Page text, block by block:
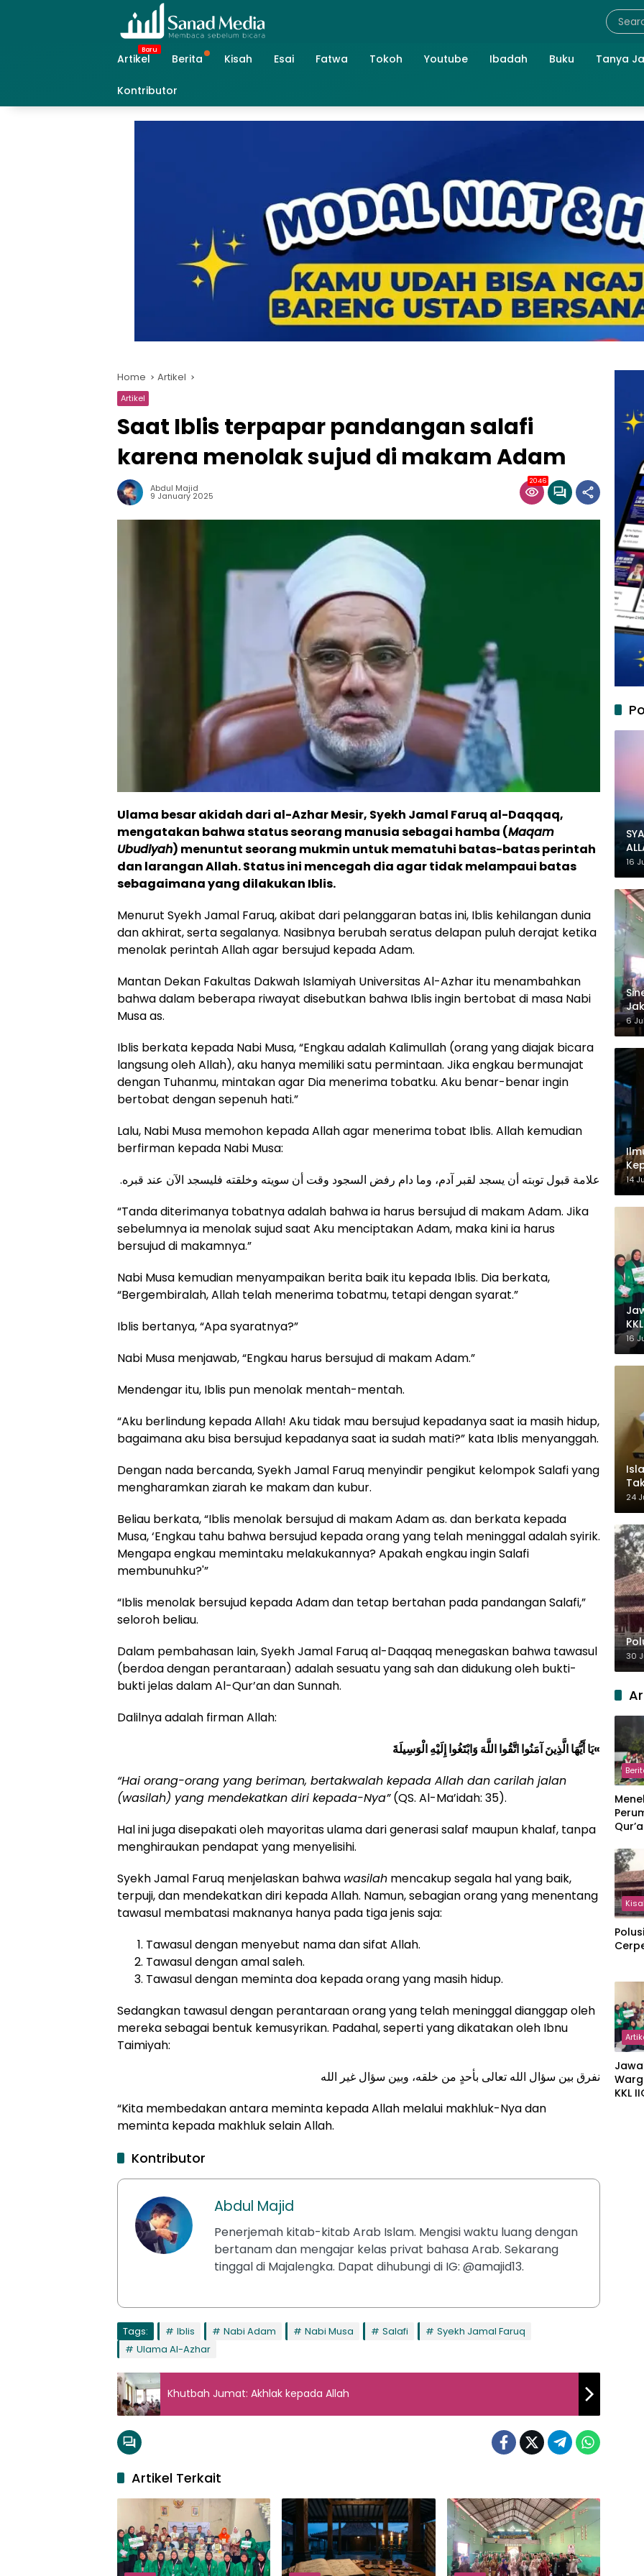
Artikel
Berita Kisah Esai Fatwa Tokoh Youtube Ibadah Buku Tanya
Kontributor
Home Artikel
Artikel
Saat Iblis terpapar pandangan salafi
karena menolak sujud di makam Adam
Abdul Majid
9 January 2025
2046
Ulama besar akidah dari al-Azhar Mesir, Syekh Jamal Faruq al-Daqqaq,
mengatakan bahwa status seorang manusia sebagai hamba (Maqam
Ubudiyah) menuntut seorang mukmin untuk mematuhi batas-batas perintah
dan larangan Allah. Status ini mencegah dia agar tidak melampaui batas
sebagaimana yang dilakukan Iblis.
Menurut Syekh Jamal Faruq, akibat dari pelanggaran batas ini, Iblis kehilangan dunia
dan akhirat, serta segalanya. Nasibnya berubah seratus delapan puluh derajat ketika
menolak perintah Allah agar bersujud kepada Adam.
Mantan Dekan Fakultas Dakwah Islamiyah Universitas Al-Azhar itu menambahkan
bahwa dalam beberapa riwayat disebutkan bahwa Iblis ingin bertobat di masa Nabi
Musa as.
Iblis berkata kepada Nabi Musa, “Engkau adalah Kalimullah (orang yang diajak bicara
langsung oleh Allah), aku hanya memiliki satu permintaan. Jika engkau bermunajat
dengan Tuhanmu, mintakan agar Dia menerima tobatku. Aku benar-benar ingin
bertobat dengan sepenuh hati.”
Lalu, Nabi Musa memohon kepada Allah agar menerima tobat Iblis. Allah kemudian
berfirman kepada Nabi Musa:
علامة قبول توبته أن يسجد لقبر آدم، وما دام رفض السجود وقت أن سويته وخلقته فليسجد الآن عند قبره.
“Tanda diterimanya tobatnya adalah bahwa ia harus bersujud di makam Adam. Jika
sebelumnya ia menolak sujud saat Aku menciptakan Adam, maka kini ia harus
bersujud di makamnya.”
Nabi Musa kemudian menyampaikan berita baik itu kepada Iblis. Dia berkata,
“Bergembiralah, Allah telah menerima tobatmu, tetapi dengan syarat.”
Iblis bertanya, “Apa syaratnya?”
Nabi Musa menjawab, “Engkau harus bersujud di makam Adam.”
Mendengar itu, Iblis pun menolak mentah-mentah.
“Aku berlindung kepada Allah! Aku tidak mau bersujud kepadanya saat ia masih hidup,
bagaimana aku bisa bersujud kepadanya saat ia sudah mati?” kata Iblis menyanggah.
Dengan nada bercanda, Syekh Jamal Faruq menyindir pengikut kelompok Salafi yang
mengharamkan ziarah ke makam dan kubur.
Beliau berkata, “Iblis menolak bersujud di makam Adam as. dan berkata kepada
Musa, ‘Engkau tahu bahwa bersujud kepada orang yang telah meninggal adalah syirik.
Mengapa engkau memintaku melakukannya? Apakah engkau ingin Salafi
membunuhku?'”
“Iblis menolak bersujud kepada Adam dan tetap bertahan pada pandangan Salafi,”
seloroh beliau.
Dalam pembahasan lain, Syekh Jamal Faruq al-Daqqaq menegaskan bahwa tawasul
(berdoa dengan perantaraan) adalah sesuatu yang sah dan didukung oleh bukti-
bukti jelas dalam Al-Qur’an dan Sunnah.
Dalilnya adalah firman Allah:
«يَا أَيُّهَا الَّذِينَ آمَنُوا اتَّقُوا اللَّهَ وَابْتَغُوا إِلَيْهِ الْوَسِيلَةَ
“Hai orang-orang yang beriman, bertakwalah kepada Allah dan carilah jalan
(wasilah) yang mendekatkan diri kepada-Nya”(QS. Al-Ma’idah: 35).
Hal ini juga disepakati oleh mayoritas ulama dari generasi salaf maupun khalaf, tanpa
menghiraukan pendapat yang menyelisihi.
Syekh Jamal Faruq menjelaskan bahwa wasilah mencakup segala hal yang baik,
terpuji, dan mendekatkan diri kepada Allah. Namun, sebagian orang yang menentang
tawasul membatasi maknanya hanya pada tiga jenis saja:
Tawasul dengan menyebut nama dan sifat Allah.
Tawasul dengan amal saleh.
Tawasul dengan meminta doa kepada orang yang masih hidup.
Sedangkan tawasul dengan perantaraan orang yang telah meninggal dianggap oleh
mereka sebagai bentuk kemusyrikan. Padahal, seperti yang dikatakan oleh Ibnu
Taimiyah:
نفرق بين سؤال الله تعالى بأحدٍ من خلقه، وبين سؤال غير الله
“Kita membedakan antara meminta kepada Allah melalui makhluk-Nya dan
meminta kepada makhluk selain Allah.
Kontributor
Abdul Majid
Penerjemah kitab-kitab Arab Islam. Mengisi waktu luang dengan
bertanam dan mengajar kelas privat bahasa Arab. Sekarang
tinggal di Majalengka. Dapat dihubungi di IG: @amajid13.
Tags: Iblis Nabi Adam Nabi Musa Salafi
Syekh Jamal Faruq
Ulama Al-Azhar
Khutbah Jumat: Akhlak kepada Allah
Artikel Terkait
16
6
14
16
24
30
KKL